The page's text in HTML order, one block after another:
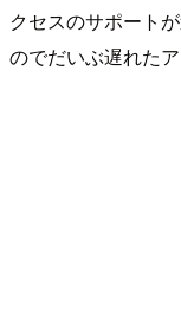
クセスのサポート
のでだいぶ遅れた